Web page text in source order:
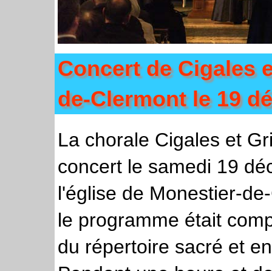
Concert de Cigales
de-Clermont le 19
La chorale Cigales et
concert le samedi 19
l'église de Monestier-
le programme était
du répertoire sacré et